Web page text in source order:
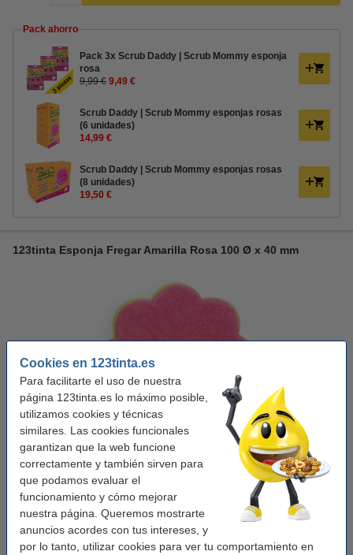
Cookies en 123tinta.es
Para facilitarte el uso de nuestra
página 123tinta.es lo máximo posible,
utilizamos cookies y técnicas
similares. Las cookies funcionales
garantizan que la web funcione
correctamente y también sirven para
que podamos evaluar el
funcionamiento y cómo mejorar
nuestra página. Queremos mostrarte
anuncios acordes con tus intereses, y
por lo tanto, utilizar cookies para ver tu comportamiento en
Pack ahorro
Pack 3x Scrub Daddy | Scrub Mommy esponja
rosa
9,99 € 9,49 €
Scrub Daddy | Scrub Mommy esponjas rosas
(6 unidades)
14,99 €
Scrub Daddy | Scrub Mommy esponjas rosas
(8 unidades)
19,50 €
123tinta Esponja Fregar Amarilla Rosa 100 Ø x 40 mm
Marca: 123tinta Tipo: Esponja de fregar Color:
Cantidad: 1 unidad